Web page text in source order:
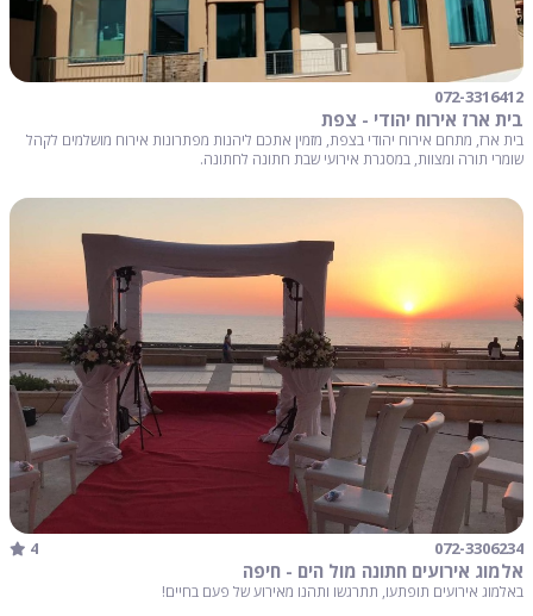
072-3316412
בית ארז אירוח יהודי - צפת
בית ארז, מתחם אירוח יהודי בצפת, מזמין אתכם ליהנות מפתרונות אירוח מושלמים לקהל
שומרי תורה ומצוות, במסגרת אירועי שבת חתונה לחתונה.
072-3306234
4
אלמוג אירועים חתונה מול הים - חיפה
באלמוג אירועים תופתעו, תתרגשו ותהנו מאירוע של פעם בחיים!